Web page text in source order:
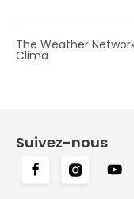
The Weather
Clima
Suivez-nous